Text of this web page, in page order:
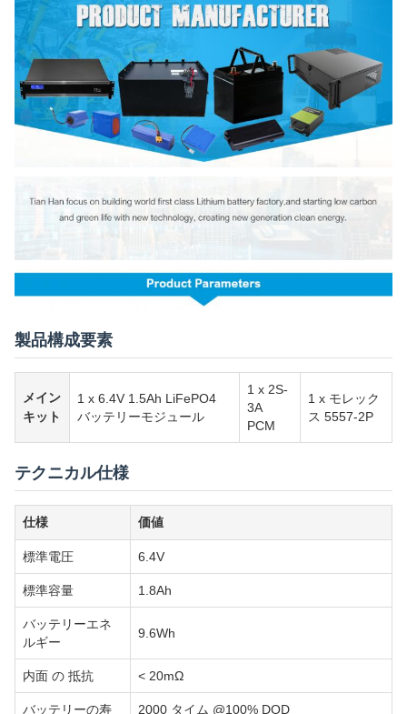
製品構成要素
メイン
キット
1 x 6.4V 1.5Ah LiFePO4
バッテリーモジュール
1 x 2S-
3A
PCM
1 x モレック
ス 5557-2P
テクニカル仕様
仕様 価値
標準電圧 6.4V
標準容量 1.8Ah
バッテリーエネ
ルギー
9.6Wh
内面 の 抵抗 < 20mΩ
バッテリーの寿 2000 タイム @100% DOD